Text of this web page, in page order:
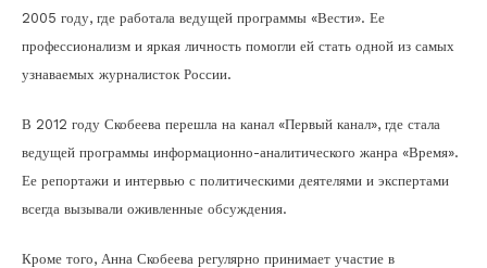
2005 году, где работала ведущей программы «Вести». Ее
профессионализм и яркая личность помогли ей стать одной из самых
узнаваемых журналисток России.
В 2012 году Скобеева перешла на канал «Первый канал», где стала
ведущей программы информационно-аналитического жанра «Время».
Ее репортажи и интервью с политическими деятелями и экспертами
всегда вызывали оживленные обсуждения.
Кроме того, Анна Скобеева регулярно принимает участие в